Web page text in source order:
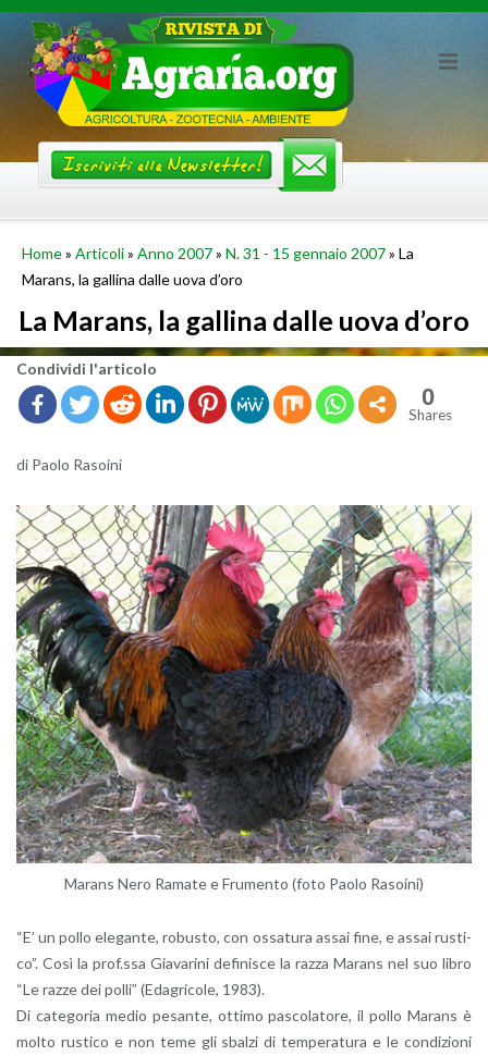
Skip
content
Home» Articoli» Anno 2007» N. 31 - 15 gennaio 2007» La
Marans, la gallina dalle uova d’oro
La Marans, la gallina dalle uova d’oro
Con­di­vi­di l'ar­ti­co­lo
0
Shares
di Paolo Ra­soi­ni
Ma­rans Nero Ra­ma­te e Fru­men­to (foto Paolo Ra­soi­ni)
“E’ un pollo ele­gan­te, ro­bu­sto, con os­sa­tu­ra assai fine, e assai ru­sti­
co”. Così la prof.​ssa Gia­va­ri­ni de­fi­ni­sce la razza Ma­rans nel suo libro
“Le razze dei polli” (Eda­gri­co­le, 1983).
Di ca­te­go­ria medio pe­san­te, ot­ti­mo pa­sco­la­to­re, il pollo Ma­rans è
molto ru­sti­co e non teme gli sbal­zi di tem­pe­ra­tu­ra e le con­di­zio­ni